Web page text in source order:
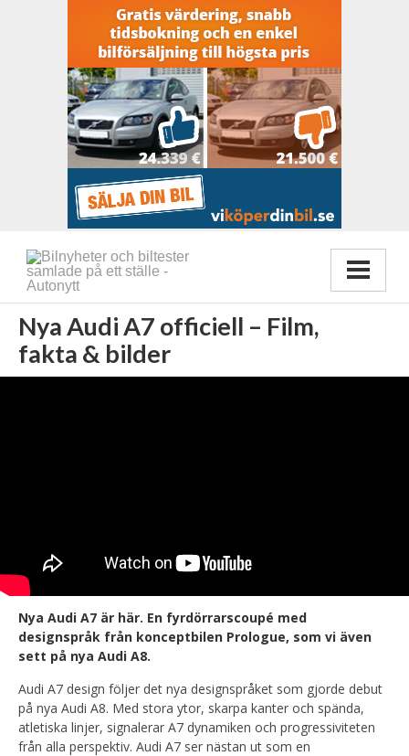
Nya Audi A7 officiell – Film,
fakta & bilder
Nya Audi A7 är här. En fyrdörrarscoupé med
designspråk från konceptbilen Prologue, som vi även
sett på nya Audi A8.
Audi A7 design följer det nya designspråket som gjorde debut
på nya Audi A8. Med stora ytor, skarpa kanter och spända,
atletiska linjer, signalerar A7 dynamiken och progressiviteten
från alla perspektiv. Audi A7 ser nästan ut som en